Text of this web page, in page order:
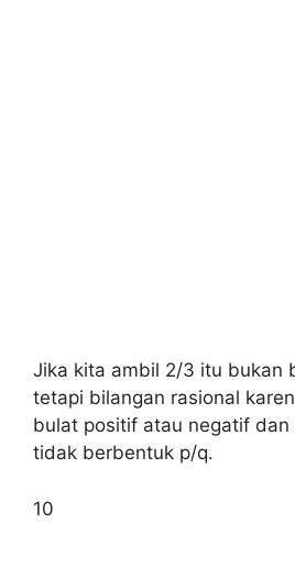
Jika kita ambil 2/3 itu bukan
tetapi bilangan rasional
bulat positif atau negatif
tidak berbentuk p/q.
10